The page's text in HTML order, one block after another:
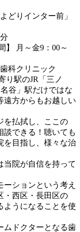
どりインター前」
】 月～金9：00～
り駅のJR「三ノ
谷」駅だけではな
遠方からもお越しい
を払拭し、ここの
談できる！聴いても
を目指し、様々な治
当院が自信を持って
ションという考え
・西区・長田区の
ようになることを使
ムドクターとなる歯